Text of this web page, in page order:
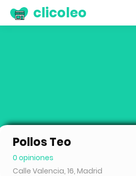
clicoleo
Pollos Teo
0 opiniones
Calle Valencia, 16, Madrid